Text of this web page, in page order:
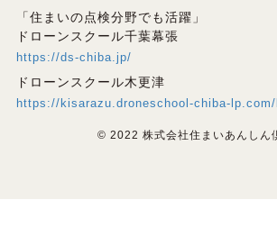
「住まいの点検分野でも活躍」
ドローンスクール千葉幕張
https://ds-chiba.jp/
ドローンスクール木更津
https://kisarazu.droneschool-chiba-
© 2022 株式会社住まいあんしん